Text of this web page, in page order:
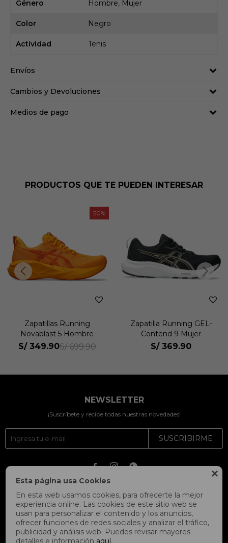

Esta página usa Cookies
En esta web usamos cookies, para ofrecerte la mejor
experiencia online. Las cookies de este sitio web se
usan para personalizar el contenido y los anuncios,
ofrecer funciones de redes sociales y analizar el tráfico,
publicidad y análisis web. Puedes revisar mayores
detalles e información aquí.
Envíos
Cambios y Devoluciones
Medios de pago
Género Hombre, Mujer
Color Negro
Actividad Tenis
PRODUCTOS QUE TE PUEDEN INTERESAR
50
Zapatillas Running
Novablast 5 Hombre
S/ 349.90S/ 699.90
Zapatilla Running GEL-
Contend 9 Mujer
S/ 369.90
NEWSLETTER
¡Suscríbete y recibe todas nuestras novedades!
SUSCRIBIRME
  